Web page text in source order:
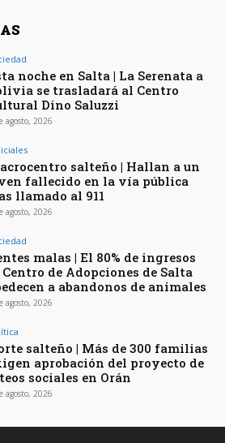
noche en Salta | La Serenata a
se trasladará al Centro
Dino Saluzzi
agosto, 2026
salteño | Hallan a un
fallecido en la vía pública
llamado al 911
agosto, 2026
malas | El 80% de ingresos
de Adopciones de Salta
a abandonos de animales
agosto, 2026
salteño | Más de 300 familias
aprobación del proyecto de
sociales en Orán
agosto, 2026